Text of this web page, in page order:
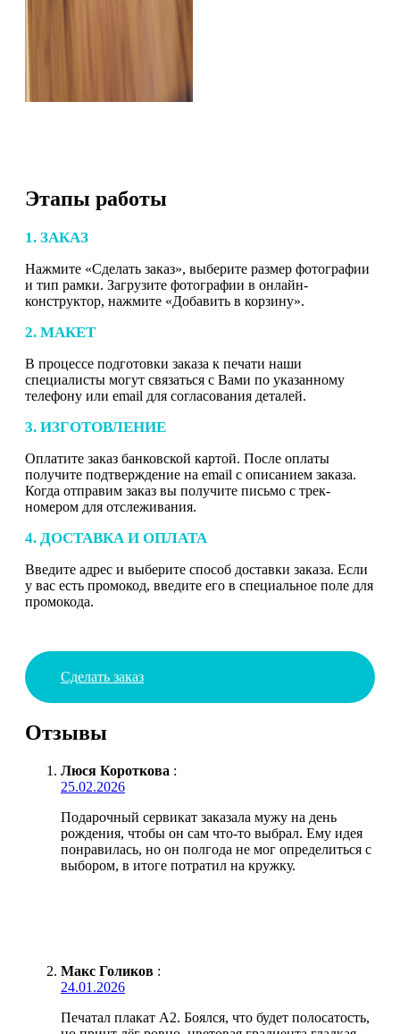
Этапы работы
1. ЗАКАЗ
Нажмите «Сделать заказ», выберите размер фотографии
и тип рамки. Загрузите фотографии в онлайн-
конструктор, нажмите «Добавить в корзину».
2. МАКЕТ
В процессе подготовки заказа к печати наши
специалисты могут связаться с Вами по указанному
телефону или email для согласования деталей.
3. ИЗГОТОВЛЕНИЕ
Оплатите заказ банковской картой. После оплаты
получите подтверждение на email с описанием заказа.
Когда отправим заказ вы получите письмо с трек-
номером для отслеживания.
4. ДОСТАВКА И ОПЛАТА
Введите адрес и выберите способ доставки заказа. Если
у вас есть промокод, введите его в специальное поле для
промокода.
Сделать заказ
Отзывы
Люся Короткова :
25.02.2026
Подарочный сервикат заказала мужу на день
рождения, чтобы он сам что-то выбрал. Ему идея
понравилась, но он полгода не мог определиться с
выбором, в итоге потратил на кружку.
Макс Голиков :
24.01.2026
Печатал плакат А2. Боялся, что будет полосатость,